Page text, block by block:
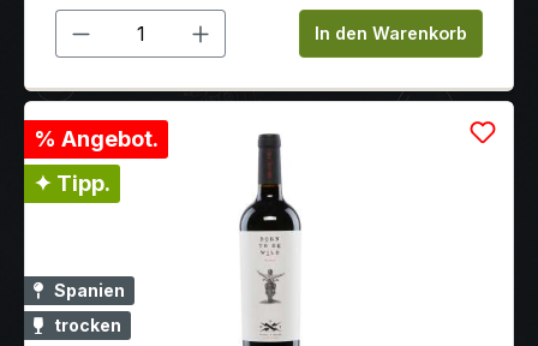
Produkt Anzahl: Gib denIn den Warenkorb
% Angebot.
✦ Tipp.
Spanien
trocken